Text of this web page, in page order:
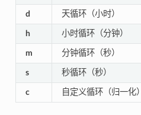
d 天循环（小时）
h 小时循环（分钟）
m 分钟循环（秒）
s 秒循环（秒）
c 自定义循环（归一化）